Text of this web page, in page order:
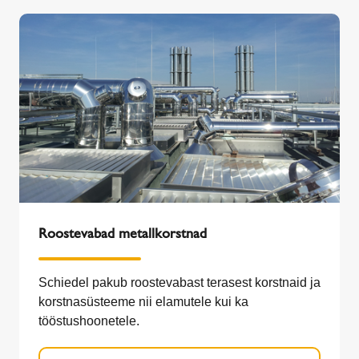
Roostevabad metallkorstnad
Schiedel pakub roostevabast terasest korstnaid ja
korstnasüsteeme nii elamutele kui ka
tööstushoonetele.